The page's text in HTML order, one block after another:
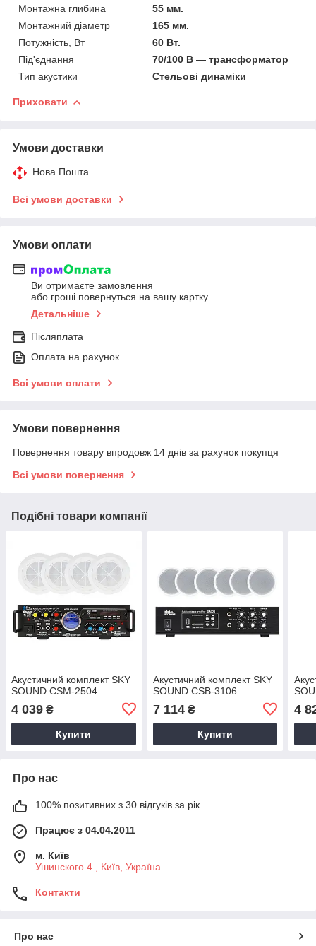
Монтажна глибина
55 мм.
Монтажний діаметр
165 мм.
Потужність, Вт
60 Вт.
Під'єднання
70/100 В — трансформатор
Тип акустики
Стельові динаміки
Приховати
Умови доставки
Нова Пошта
Всі умови доставки
Умови оплати
Ви отримаєте замовлення
або гроші повернуться на вашу картку
Детальніше
Післяплата
Оплата на рахунок
Всі умови оплати
Умови повернення
Повернення товару впродовж 14 днів за рахунок покупця
Всі умови повернення
Подібні товари компанії
Акустичний комплект SKY
SOUND CSM-2504
4 039 ₴
Купити
Акустичний комплект SKY
SOUND CSB-3106
7 114₴
Купити
4
Про нас
100% позитивних з 30 відгуків за рік
Працює з 04.04.2011
м. Київ
Ушинского 4 , Київ, Україна
Контакти
Про нас